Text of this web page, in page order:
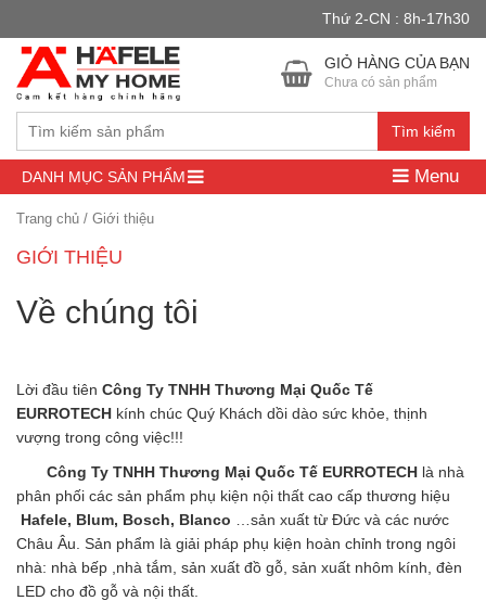
Thứ 2-CN : 8h-17h30
Tìm kiếm
GIỎ HÀNG CỦA BẠN
Chưa có sản phẩm
DANH MỤC SẢN PHẨM Menu
Trang chủ / Giới thiệu
GIỚI THIỆU
Về chúng tôi
Lời đầu tiên Công Ty TNHH Thương Mại Quốc Tế
EURROTECH kính chúc Quý Khách dồi dào sức khỏe, thịnh
vượng trong công việc!!!
Công Ty TNHH Thương Mại Quốc Tế EURROTECH là nhà
phân phối các sản phẩm phụ kiện nội thất cao cấp thương hiệu
Hafele, Blum, Bosch, Blanco
…sản xuất từ Đức và các nước
Châu Âu. Sản phẩm là giải pháp phụ kiện hoàn chỉnh trong ngôi
nhà: nhà bếp ,nhà tắm, sản xuất đồ gỗ, sản xuất nhôm kính, đèn
LED cho đồ gỗ và nội thất.
Đây là cửa hàng demo nhằm mục đích thử nghiệm — các đơn hàng
sẽ không có hiệu lực.